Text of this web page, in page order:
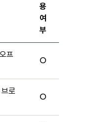
용
여
부
프
O
로
O